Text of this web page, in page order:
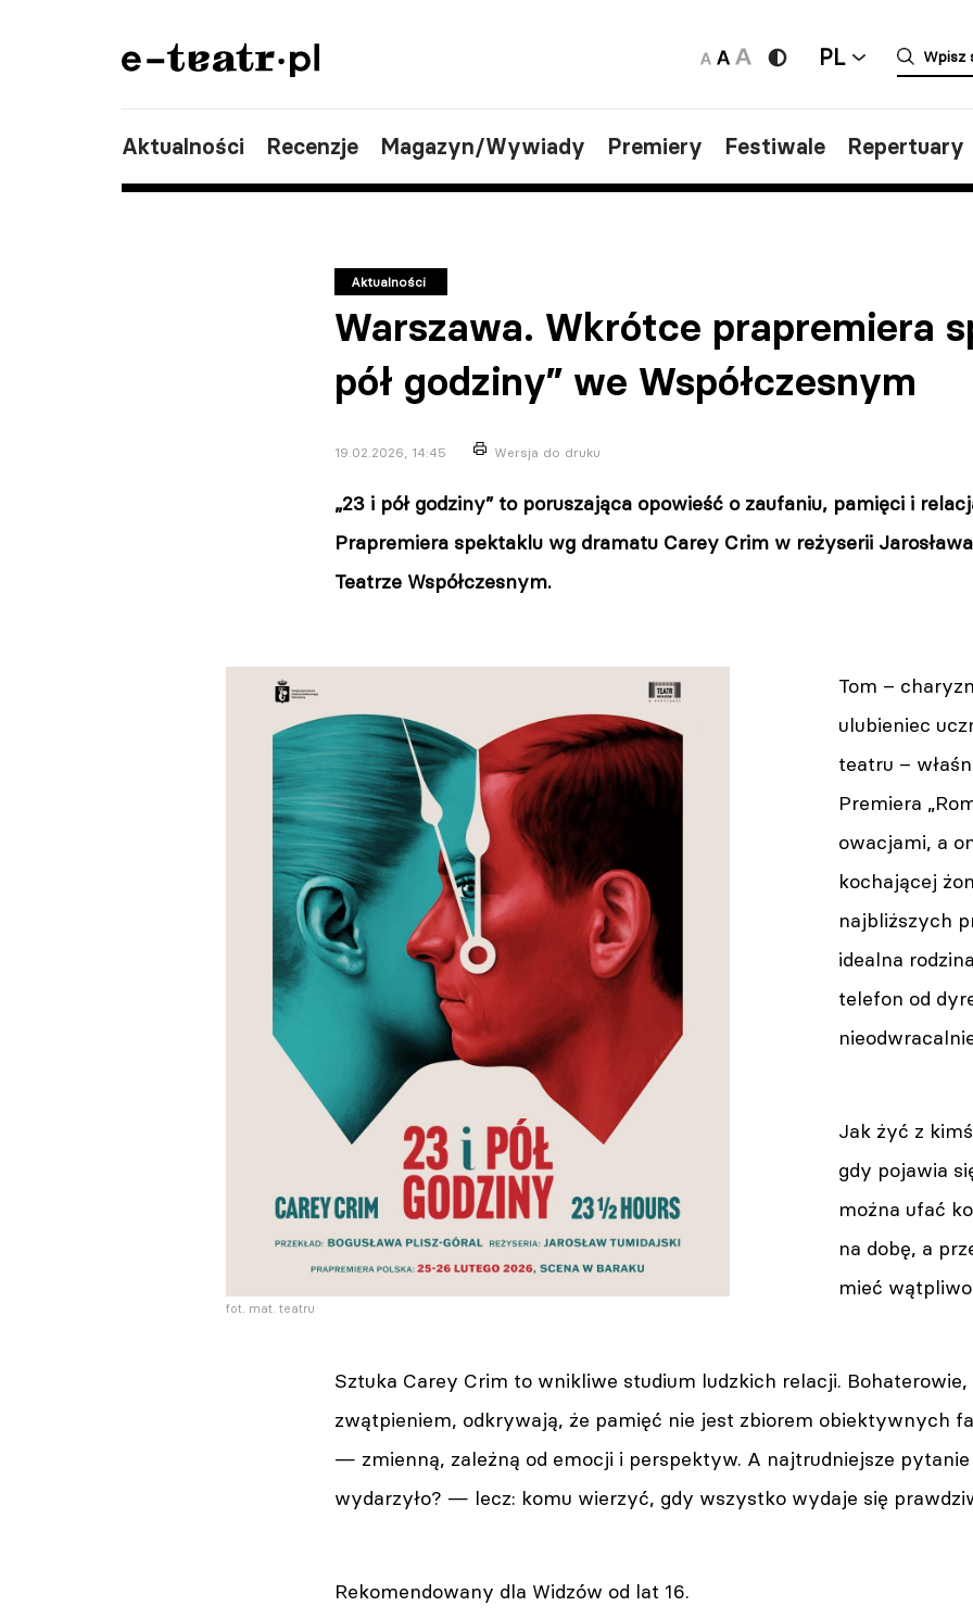
PL
Aktualności Recenzje Magazyn/Wywiady Premiery Festiwale Repertuary
Aktualności
Warszawa. Wkrótce prapremiera
pół godziny” we Współczesnym
19.02.2026, 14:45 Wersja do druku
„23 i pół godziny” to poruszająca opowieść o zaufaniu, pamięci i
Prapremiera spektaklu wg dramatu Carey Crim w reżyserii
Teatrze Współczesnym.
fot. mat. teatru
Tom –
ulubieniec
teatru –
Premiera
owacjami, a
kochającej
najbliższych
idealna
telefon od
Jak żyć z
gdy pojawia
można ufać
na dobę, a
mieć
Sztuka Carey Crim to wnikliwe studium ludzkich relacji.
zwątpieniem, odkrywają, że pamięć nie jest zbiorem obiektywnych
— zmienną, zależną od emocji i perspektyw. A najtrudniejsze
wydarzyło? — lecz: komu wierzyć, gdy wszystko wydaje się
Rekomendowany dla Widzów od lat 16.